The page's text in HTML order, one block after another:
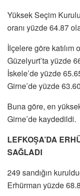
Yüksek Seçim
oranı yüzde 64.87
İlçelere göre katılım
Güzelyurt’ta yüzde
İskele’de yüzde
Girne’de yüzde
Buna göre, en
Girne’de kaydedildi.
LEFKOŞA’DA
SAĞLADI
249 sandığın
Erhürman yüzde